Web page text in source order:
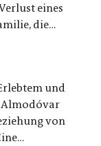
eines
die
zu einem
und
Almodóvar
von